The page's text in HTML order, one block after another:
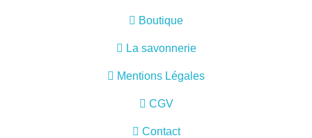
Boutique
La savonnerie
Mentions Légales
CGV
Contact